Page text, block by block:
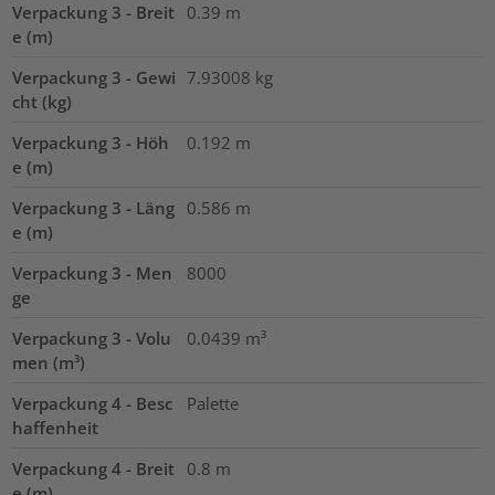
Verpackung 3 - Breit
e (m)
0.39 m
Verpackung 3 - Gewi
cht (kg)
7.93008 kg
Verpackung 3 - Höh
e (m)
0.192 m
Verpackung 3 - Läng
e (m)
0.586 m
Verpackung 3 - Men
ge
8000
Verpackung 3 - Volu
men (m³)
0.0439 m³
Verpackung 4 - Besc
haffenheit
Palette
Verpackung 4 - Breit 0.8 m